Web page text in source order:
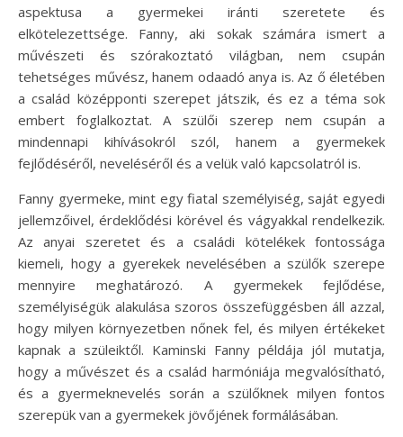
aspektusa a gyermekei iránti szeretete és
elkötelezettsége. Fanny, aki sokak számára ismert a
művészeti és szórakoztató világban, nem csupán
tehetséges művész, hanem odaadó anya is. Az ő életében
a család középponti szerepet játszik, és ez a téma sok
embert foglalkoztat. A szülői szerep nem csupán a
mindennapi kihívásokról szól, hanem a gyermekek
fejlődéséről, neveléséről és a velük való kapcsolatról is.
Fanny gyermeke, mint egy fiatal személyiség, saját egyedi
jellemzőivel, érdeklődési körével és vágyakkal rendelkezik.
Az anyai szeretet és a családi kötelékek fontossága
kiemeli, hogy a gyerekek nevelésében a szülők szerepe
mennyire meghatározó. A gyermekek fejlődése,
személyiségük alakulása szoros összefüggésben áll azzal,
hogy milyen környezetben nőnek fel, és milyen értékeket
kapnak a szüleiktől. Kaminski Fanny példája jól mutatja,
hogy a művészet és a család harmóniája megvalósítható,
és a gyermeknevelés során a szülőknek milyen fontos
szerepük van a gyermekek jövőjének formálásában.